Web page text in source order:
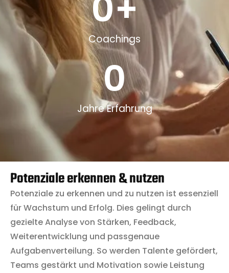
Coachings
Jahre Erfahrung
0
Potenziale erkennen & nutzen
Potenziale zu erkennen und zu nutzen ist essenziell
für Wachstum und Erfolg. Dies gelingt durch
gezielte Analyse von Stärken, Feedback,
Weiterentwicklung und passgenaue
Aufgabenverteilung. So werden Talente gefördert,
Teams gestärkt und Motivation sowie Leistung